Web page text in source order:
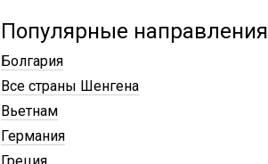
Популярные направления
Болгария
Все страны Шенгена
Вьетнам
Германия